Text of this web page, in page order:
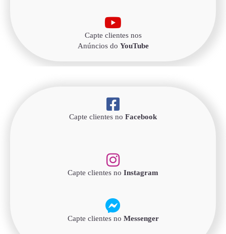
Capte clientes nos
Anúncios do YouTube
Capte clientes no Facebook
Capte clientes no Instagram
Capte clientes no Messenger